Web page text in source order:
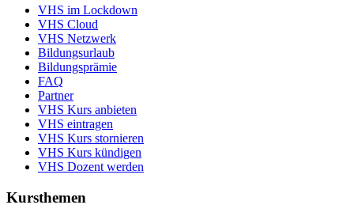
VHS im Lockdown
VHS Cloud
VHS Netzwerk
Bildungsurlaub
Bildungsprämie
FAQ
Partner
VHS Kurs anbieten
VHS eintragen
VHS Kurs stornieren
VHS Kurs kündigen
VHS Dozent werden
Kursthemen